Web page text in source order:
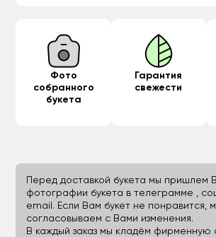
Фото
собранного
букета
Гарантия
свежести
Перед доставкой букета мы пришлем
фотографии букета в телеграмме ,
email. Если Вам букет не понравится,
согласовываем с Вами изменения.
В каждый заказ мы кладём фирменную